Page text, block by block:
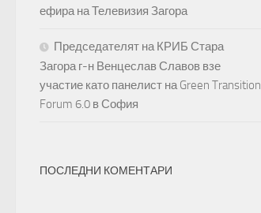
ефира на Телевизия Загора
Председателят на КРИБ Стара
Загора г-н Венцеслав Славов взе
участие като панелист на Green Transition
Forum 6.0 в София
ПОСЛЕДНИ КОМЕНТАРИ